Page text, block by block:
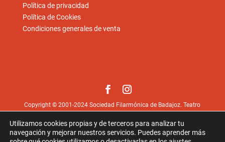
Política de privacidad
Política de Cookies
Condiciones generales de venta
Copyright © 2001-2024 Sociedad Filarmónica de Badajoz. Teatro
Fotos © Juan Hernández juan-hernandez.esexcepto las
aportadas por los artistas.
Utilizamos cookies propias y de terceros para analizar tu
navegación y mejorar nuestros servicios. Puedes aprender más